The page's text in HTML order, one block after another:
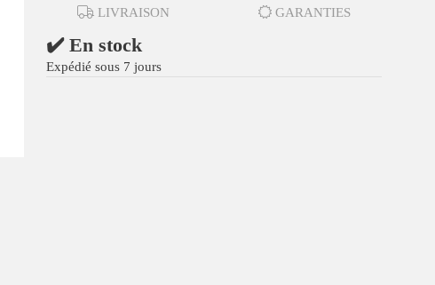
LIVRAISON GARANTIES
✔️ En stock
Expédié sous 7 jours